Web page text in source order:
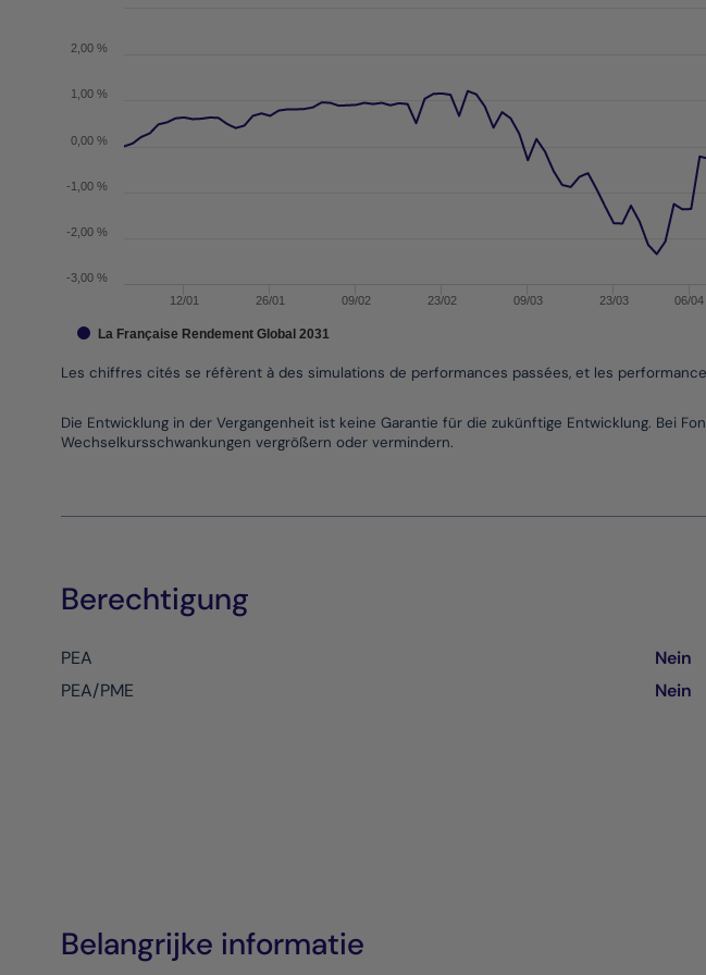
The chart has 1 Y axis displaying values. Data ranges from -2.3480418217260137
Les chiffres cités se réfèrent à des simulations de performances passées, et les
12/01 26/01 09/02 23/02 09/03 23/03 06/04
0,00 %
-3,00 %
-2,00 %
-1,00 %
1,00 %
2,00 %
La Française Rendement Global 2031
Die Entwicklung in der Vergangenheit ist keine Garantie für die zukünftige Entwicklung. Bei
Wechselkursschwankungen vergrößern oder vermindern.
Berechtigung
PEA
Nein
PEA/PME
Nein
Belangrijke informatie